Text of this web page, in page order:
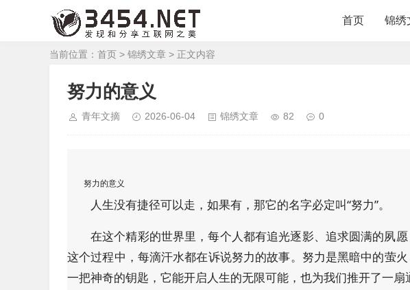
首页 锦绣
当前位置： 首页 > 锦绣文章 > 正文内容
努力的意义
青年文摘 2026-06-04 锦绣文章 82 0
努力的意义
人生没有捷径可以走，如果有，那它的名字必定叫“努力”。
在这个精彩的世界里，每个人都有追光逐影、追求圆满的夙
这个过程中，每滴汗水都在诉说努力的故事。努力是黑暗中的萤
一把神奇的钥匙，它能开启人生的无限可能，也为我们推开了一扇